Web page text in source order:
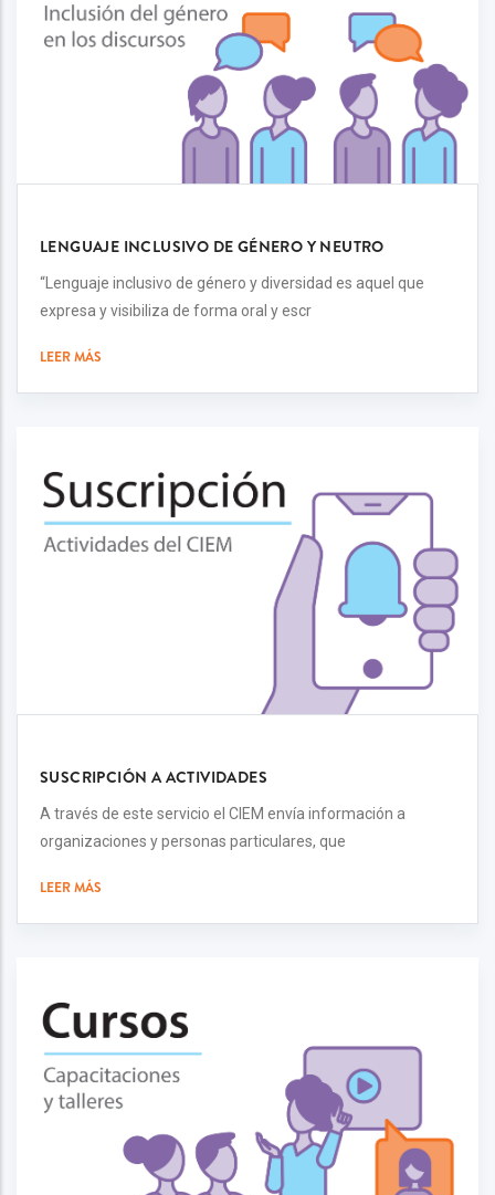
LENGUAJE INCLUSIVO DE GÉNERO Y NEUTRO
“Lenguaje inclusivo de género y diversidad es aquel que
expresa y visibiliza de forma oral y escr
LEER MÁS
SUSCRIPCIÓN A ACTIVIDADES
A través de este servicio el CIEM envía información a
organizaciones y personas particulares, que
LEER MÁS